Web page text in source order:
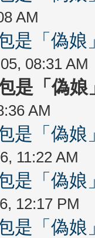
AM
是「偽
08:31 AM
是「偽
AM
是「偽
11:22 AM
是「偽
12:17 PM
是「偽